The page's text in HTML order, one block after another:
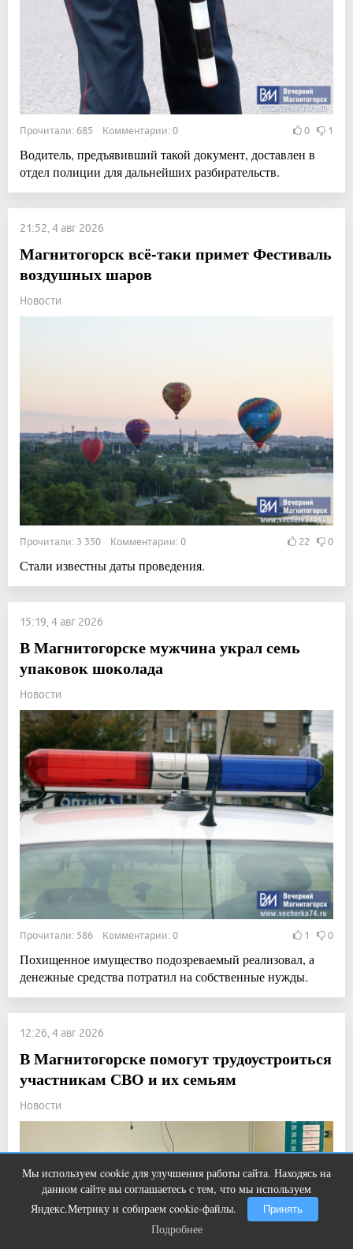
Прочитали: 685 Комментарии: 0 0 1
Водитель, предъявивший такой документ, доставлен в
отдел полиции для дальнейших разбирательств.
21:52, 4 авг 2026
Магнитогорск всё-таки примет Фестиваль
воздушных шаров
Новости
Прочитали: 3 350 Комментарии: 0 22 0
Стали известны даты проведения.
15:19, 4 авг 2026
В Магнитогорске мужчина украл семь
упаковок шоколада
Новости
Прочитали: 586 Комментарии: 0 1 0
Похищенное имущество подозреваемый реализовал, а
денежные средства потратил на собственные нужды.
12:26, 4 авг 2026
В Магнитогорске помогут трудоустроиться
участникам СВО и их семьям
Новости
Мы используем cookie для улучшения работы сайта. Находясь на
данном сайте вы соглашаетесь с тем, что мы используем
Яндекс.Метрику и собираем cookie-файлы.
Принять
Подробнее
Ногти будут чистыми! Домашний
метод убьет грибок, возьмите 3%-ю…
Подробнее